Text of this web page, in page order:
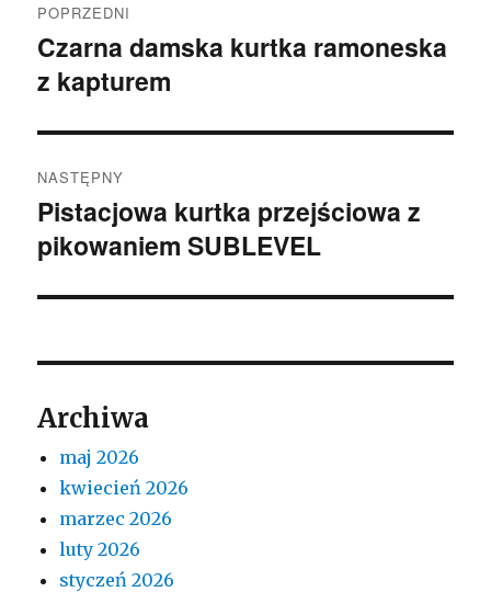
wpisu
POPRZEDNI
Poprzedni
wpis:
Czarna damska kurtka ramoneska
z kapturem
NASTĘPNY
Następny
wpis:
Pistacjowa kurtka przejściowa z
pikowaniem SUBLEVEL
Archiwa
maj 2026
kwiecień 2026
marzec 2026
luty 2026
styczeń 2026